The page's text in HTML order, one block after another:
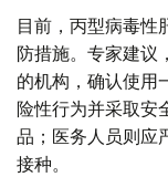
目前，丙型病毒性
防措施。专家建议
的机构，确认使用
险性行为并采取安
品；医务人员则应
接种。